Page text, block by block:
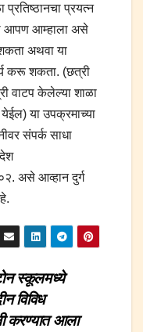
प्रयत्न
आपण आम्हाला असे
अथवा या
करू शकता. (छत्री
वाटप केलेल्या शाळा
येईल) या उपक्रमाच्या
संपर्क साधा
असे आव्हान दुर्ग
स्कूलमध्ये
विविध
करण्यात आला